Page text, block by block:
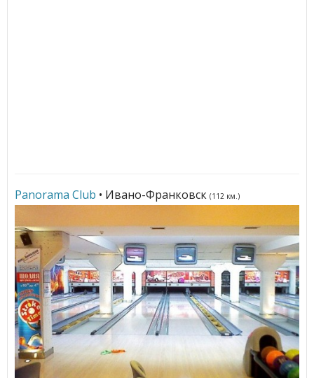
Panorama Club • Ивано-Франковск (112 км.)